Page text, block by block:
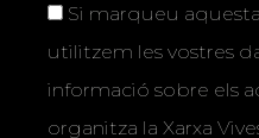
Si marqueu
utilitzem les vostres
informació sobre els
organitza la Xarxa